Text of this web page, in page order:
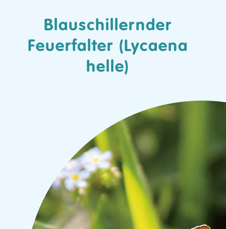
Blauschillernder
Feuerfalter (Lycaena
helle)